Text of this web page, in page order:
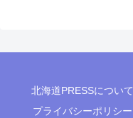
北海道PRESSについて
プライバシーポリシー